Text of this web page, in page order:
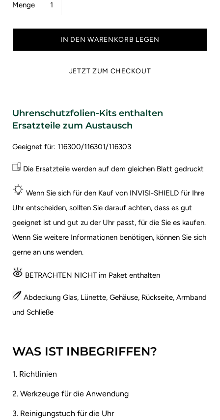
Menge
IN DEN WARENKORB LEGEN
JETZT ZUM CHECKOUT
Uhrenschutzfolien-Kits enthalten
Ersatzteile zum Austausch
Geeignet für: 116300/116301/116303
Die Ersatzteile werden auf dem gleichen Blatt gedruckt
Wenn Sie sich für den Kauf von INVISI-SHIELD für Ihre
Uhr entscheiden, sollten Sie darauf achten, dass es gut
geeignet ist und gut zu der Uhr passt, für die Sie es kaufen.
Wenn Sie weitere Informationen benötigen, können Sie sich
gerne an uns wenden.
BETRACHTEN NICHT im Paket enthalten
Abdeckung Glas, Lünette, Gehäuse, Rückseite, Armband
und Schließe
WAS IST INBEGRIFFEN?
1. Richtlinien
2. Werkzeuge für die Anwendung
3. Reinigungstuch für die Uhr